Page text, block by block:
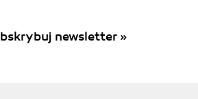
newsletter »